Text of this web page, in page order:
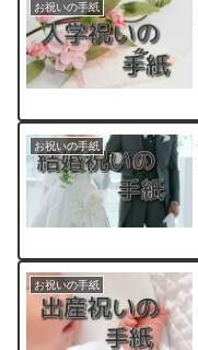
お祝いの手紙
お祝いの手紙
お祝いの手紙